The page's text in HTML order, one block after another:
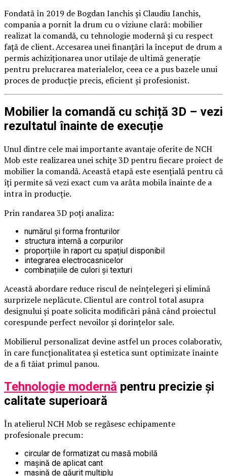
Fondată în 2019 de Bogdan Ianchis și Claudiu Ianchis,
compania a pornit la drum cu o viziune clară: mobilier
realizat la comandă, cu tehnologie modernă și cu respect
față de client. Accesarea unei finanțări la început de drum a
permis achiziționarea unor utilaje de ultimă generație
pentru prelucrarea materialelor, ceea ce a pus bazele unui
proces de producție precis, eficient și profesionist.
Mobilier la comandă cu schiță 3D – vezi
rezultatul înainte de execuție
Unul dintre cele mai importante avantaje oferite de NCH
Mob este realizarea unei schițe 3D pentru fiecare proiect de
mobilier la comandă. Această etapă este esențială pentru că
îți permite să vezi exact cum va arăta mobila înainte de a
intra în producție.
Prin randarea 3D poți analiza:
numărul și forma fronturilor
structura internă a corpurilor
proporțiile în raport cu spațiul disponibil
integrarea electrocasnicelor
combinațiile de culori și texturi
Această abordare reduce riscul de neînțelegeri și elimină
surprizele neplăcute. Clientul are control total asupra
designului și poate solicita modificări până când proiectul
corespunde perfect nevoilor și dorințelor sale.
Mobilierul personalizat devine astfel un proces colaborativ,
în care funcționalitatea și estetica sunt optimizate înainte
de a fi tăiat primul panou.
Tehnologie modernă pentru precizie și
calitate superioară
În atelierul NCH Mob se regăsesc echipamente
profesionale precum:
circular de formatizat cu masă mobilă
mașină de aplicat cant
mașină de găurit multiplu